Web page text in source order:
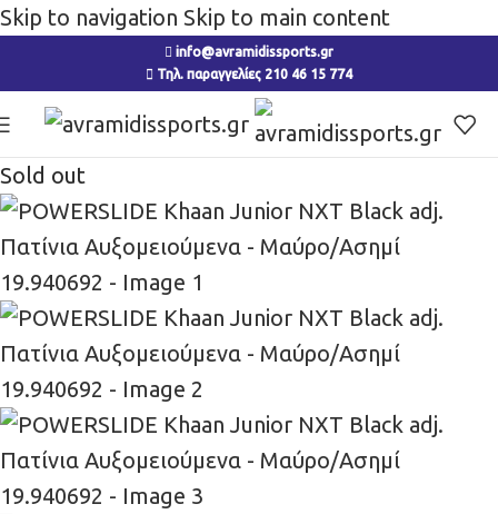
Skip to navigation Skip to main content
info@avramidissports.gr
Τηλ. παραγγελίες 210 46 15 774
Sold out